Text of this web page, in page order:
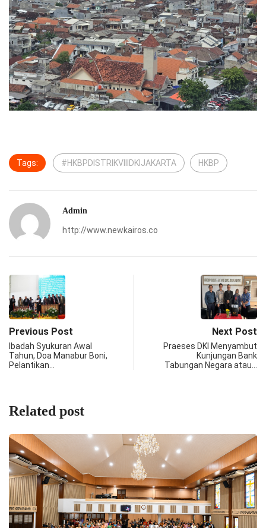
Tags: #HKBPDISTRIKVIIIDKIJAKARTA HKBP
Admin
http://www.newkairos.co
Previous Post
Ibadah Syukuran Awal
Tahun, Doa Manabur Boni,
Pelantikan…
Next Post
Praeses DKI Menyambut
Kunjungan Bank
Tabungan Negara atau…
Related post